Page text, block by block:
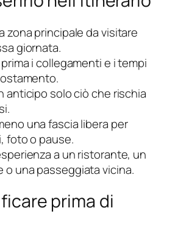
zona principale da visitare
giornata.
i collegamenti e i tempi
anticipo solo ciò che rischia
una fascia libera per
foto o pause.
a un ristorante, un
o una passeggiata vicina.
prima di